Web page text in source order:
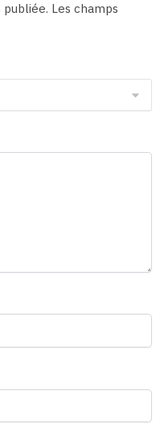
publiée. Les champs